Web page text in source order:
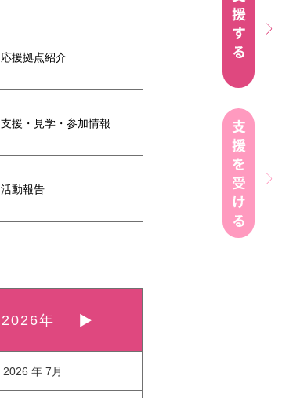
応援拠点紹介
支援・見学・参加情報
活動報告
2026年
2026 年 7月